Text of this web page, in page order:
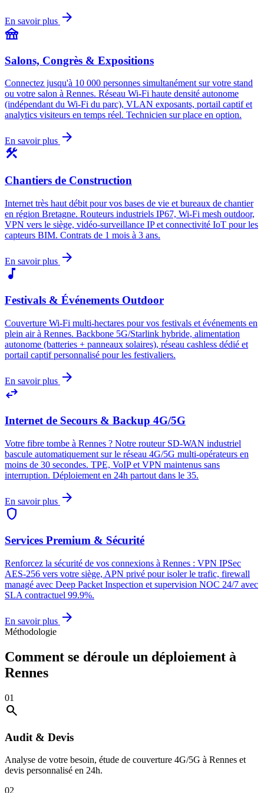
En savoir plus arrow_forward
festival
Salons, Congrès & Expositions
Connectez jusqu'à 10 000 personnes simultanément sur votre stand
ou votre salon à Rennes. Réseau Wi-Fi haute densité autonome
(indépendant du Wi-Fi du parc), VLAN exposants, portail captif et
analytics visiteurs en temps réel. Technicien sur place en option.
En savoir plus arrow_forward
construction
Chantiers de Construction
Internet très haut débit pour vos bases de vie et bureaux de chantier
en région Bretagne. Routeurs industriels IP67, Wi-Fi mesh outdoor,
VPN vers le siège, vidéo-surveillance IP et connectivité IoT pour les
capteurs BIM. Contrats de 1 mois à 3 ans.
En savoir plus arrow_forward
music_note
Festivals & Événements Outdoor
Couverture Wi-Fi multi-hectares pour vos festivals et événements en
plein air à Rennes. Backbone 5G/Starlink hybride, alimentation
autonome (batteries + panneaux solaires), réseau cashless dédié et
portail captif personnalisé pour les festivaliers.
En savoir plus arrow_forward
swap_horiz
Internet de Secours & Backup 4G/5G
Votre fibre tombe à Rennes ? Notre routeur SD-WAN industriel
bascule automatiquement sur le réseau 4G/5G multi-opérateurs en
moins de 30 secondes. TPE, VoIP et VPN maintenus sans
interruption. Déploiement en 24h partout dans le 35.
En savoir plus arrow_forward
shield
Services Premium & Sécurité
Renforcez la sécurité de vos connexions à Rennes : VPN IPSec
AES-256 vers votre siège, APN privé pour isoler le trafic, firewall
managé avec Deep Packet Inspection et supervision NOC 24/7 avec
SLA contractuel 99.9%.
En savoir plus arrow_forward
Méthodologie
Comment se déroule un déploiement à
Rennes
01
search
Audit & Devis
Analyse de votre besoin, étude de couverture 4G/5G à Rennes et
devis personnalisé en 24h.
02